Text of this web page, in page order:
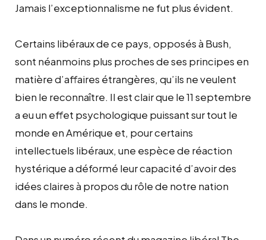
Jamais l’exceptionnalisme ne fut plus évident.
Certains libéraux de ce pays, opposés à Bush,
sont néanmoins plus proches de ses principes en
matière d’affaires étrangères, qu’ils ne veulent
bien le reconnaître. Il est clair que le 11 septembre
a eu un effet psychologique puissant sur tout le
monde en Amérique et, pour certains
intellectuels libéraux, une espèce de réaction
hystérique a déformé leur capacité d’avoir des
idées claires à propos du rôle de notre nation
dans le monde.